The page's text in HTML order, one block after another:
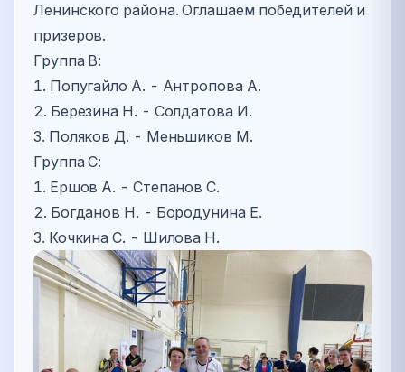
Ленинского района. Оглашаем победителей и
призеров.
Группа В:
1. Попугайло А. - Антропова А.
2. Березина Н. - Солдатова И.
3. Поляков Д. - Меньшиков М.
Группа С:
1. Ершов А. - Степанов С.
2. Богданов Н. - Бородунина Е.
3. Кочкина С. - Шилова Н.